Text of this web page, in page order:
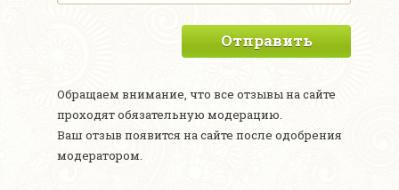
Отправить
Обращаем внимание, что все отзывы на сайте
проходят обязательную модерацию.
Ваш отзыв появится на сайте после одобрения
модератором.